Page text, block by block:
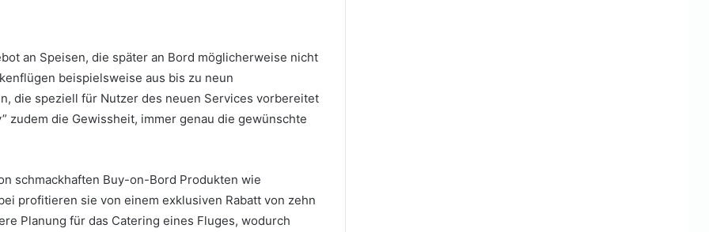
an Speisen, die später an Bord möglicherweise nicht
beispielsweise aus bis zu neun
die speziell für Nutzer des neuen Services vorbereitet
zudem die Gewissheit, immer genau die gewünschte
schmackhaften Buy-on-Bord Produkten wie
profitieren sie von einem exklusiven Rabatt von zehn
Planung für das Catering eines Fluges, wodurch